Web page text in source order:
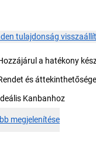
tulajdonság
a hatékony
és
Kanbanhoz
megjelenítése